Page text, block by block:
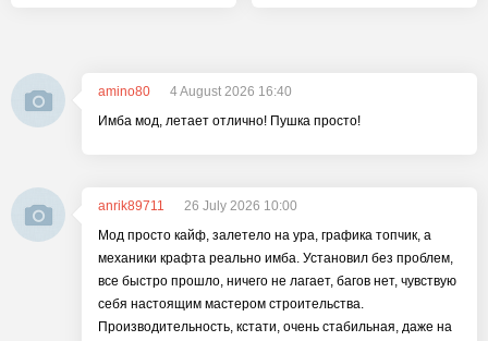
amino80
4 August 2026 16:40
Имба мод, летает отлично! Пушка просто!
anrik89711
26 July 2026 10:00
Мод просто кайф, залетело на ура, графика топчик, а
механики крафта реально имба. Установил без проблем,
все быстро прошло, ничего не лагает, багов нет, чувствую
себя настоящим мастером строительства.
Производительность, кстати, очень стабильная, даже на